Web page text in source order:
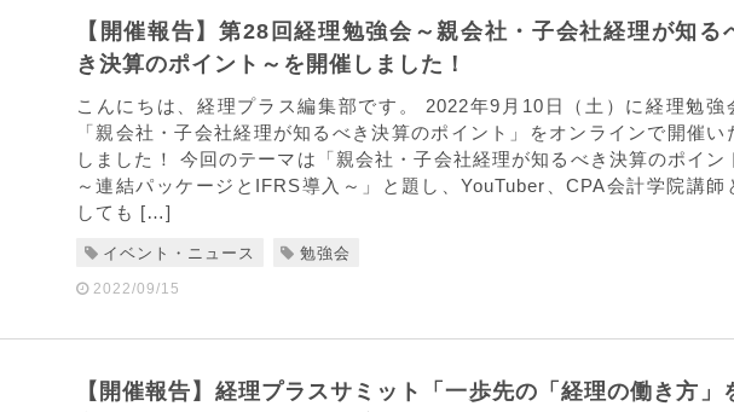
【開催報告】第28回経理勉強会～親会社・子会社経理が知る
き決算のポイント～を開催しました！
こんにちは、経理プラス編集部です。 2022年9月10日（土）に経理勉強
「親会社・子会社経理が知るべき決算のポイント」をオンラインで開催い
しました！ 今回のテーマは「親会社・子会社経理が知るべき決算のポイン
～連結パッケージとIFRS導入～」と題し、YouTuber、CPA会計学院講師
しても […]
イベント・ニュース 勉強会
2022/09/15
【開催報告】経理プラスサミット「一歩先の「経理の働き方」